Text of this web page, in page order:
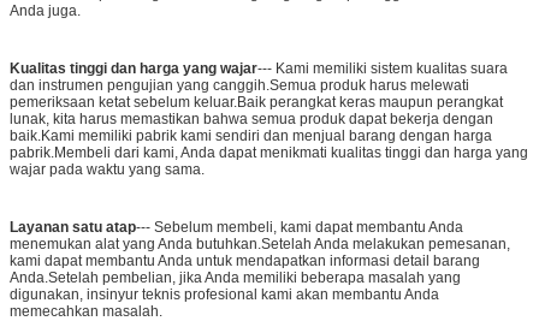
Anda juga.
Kualitas tinggi dan harga yang wajar--- Kami memiliki sistem kualitas suara
dan instrumen pengujian yang canggih.Semua produk harus melewati
pemeriksaan ketat sebelum keluar.Baik perangkat keras maupun perangkat
lunak, kita harus memastikan bahwa semua produk dapat bekerja dengan
baik.Kami memiliki pabrik kami sendiri dan menjual barang dengan harga
pabrik.Membeli dari kami, Anda dapat menikmati kualitas tinggi dan harga yang
wajar pada waktu yang sama.
Layanan satu atap--- Sebelum membeli, kami dapat membantu Anda
menemukan alat yang Anda butuhkan.Setelah Anda melakukan pemesanan,
kami dapat membantu Anda untuk mendapatkan informasi detail barang
Anda.Setelah pembelian, jika Anda memiliki beberapa masalah yang
digunakan, insinyur teknis profesional kami akan membantu Anda
memecahkan masalah.